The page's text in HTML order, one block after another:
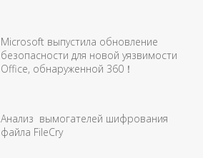
Microsoft выпустила обновление
безопасности для новой уязвимости
Office, обнаруженной 360！
Анализ вымогателей шифрования
файла FileCry